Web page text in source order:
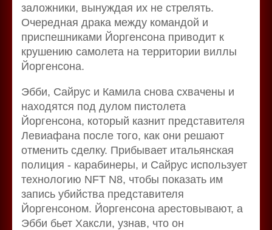
заложники, вынуждая их не стрелять.
Очередная драка между командой и
приспешниками Йоргенсона приводит к
крушению самолета на территории виллы
Йоргенсона.
Эбби, Сайрус и Камила снова схвачены и
находятся под дулом пистолета
Йоргенсона, который казнит представителя
Левиафана после того, как они решают
отменить сделку. Прибывает итальянская
полиция - карабинеры, и Сайрус использует
технологию NFT N8, чтобы показать им
запись убийства представителя
Йоргенсоном. Йоргенсона арестовывают, а
Эбби бьет Хаксли, узнав, что он